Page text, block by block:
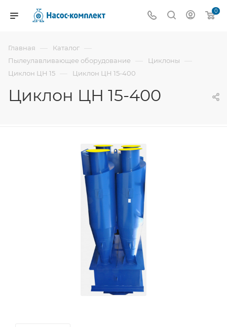
0
Главная — Каталог —
Пылеулавливающее оборудование — Циклоны —
Циклон ЦН 15 — Циклон ЦН 15-400
Циклон ЦН 15-400